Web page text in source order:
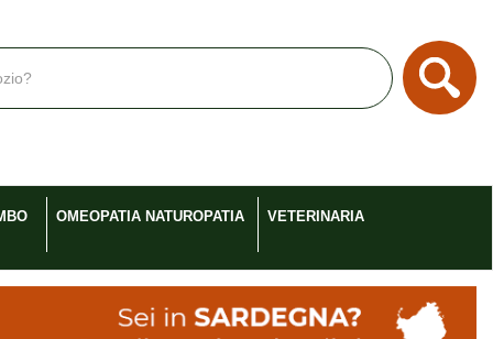
OMEOPATIA NATUROPATIA VETERINARIA